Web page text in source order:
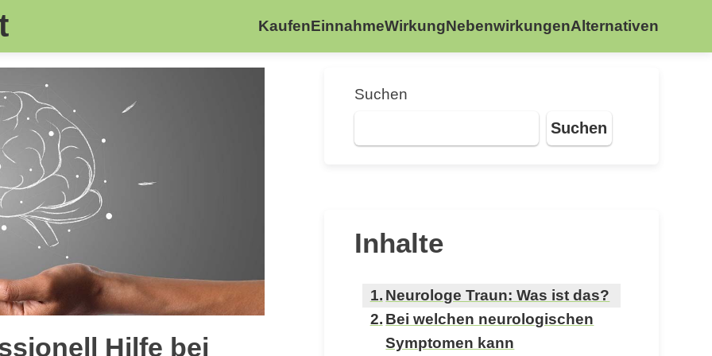
KaufenEinnahmeWirkungNebenwirkungenAlternativen
Hilfe bei
Suchen
Suchen
Inhalte
Neurologe Traun: Was ist das?
Bei welchen neurologischen
Symptomen kann